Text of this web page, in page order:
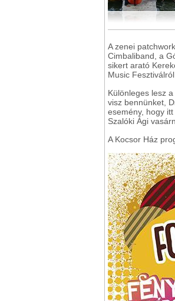
A zenei
Cimbaliband, a
sikert arató
Music
Különleges lesz
visz bennünket,
esemény, hogy
Szalóki Ági
A Kocsor Ház